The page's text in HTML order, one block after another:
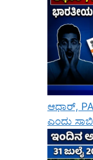
ಆಧಾರ್,
ಎಂದು